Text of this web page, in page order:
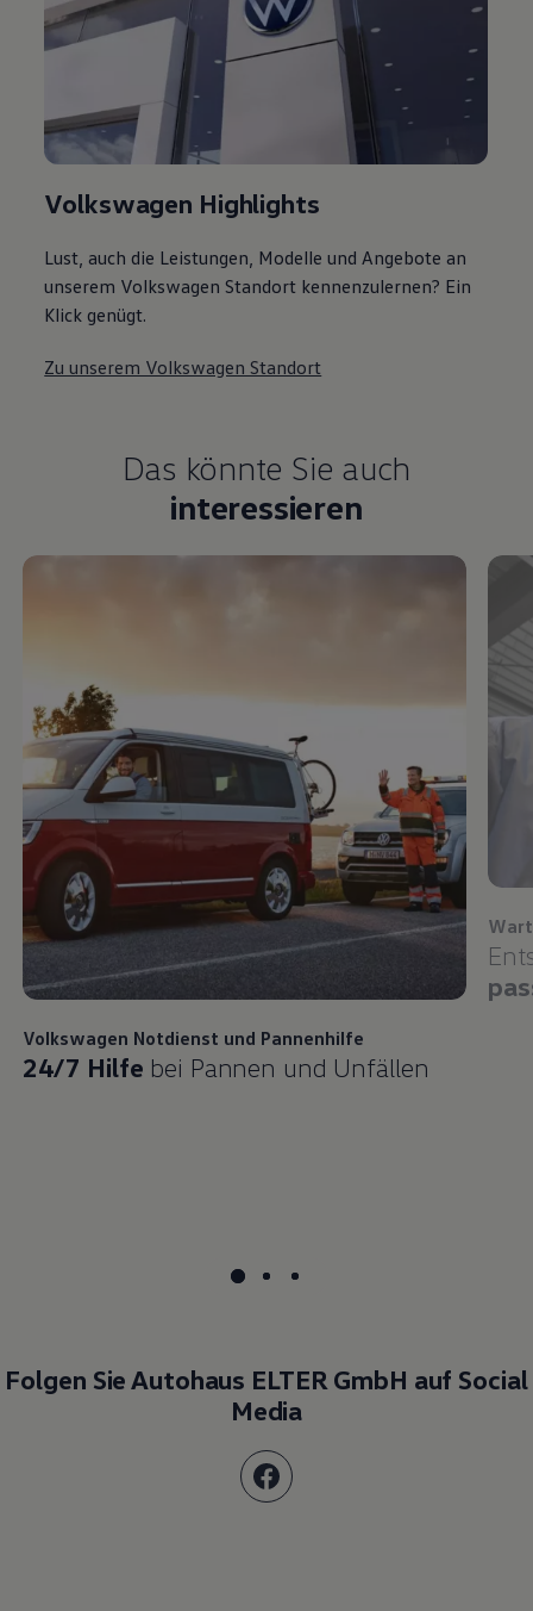
Volkswagen Highlights
Lust, auch die Leistungen, Modelle und Angebote an
unserem Volkswagen Standort kennenzulernen? Ein
Klick genügt.
Zu unserem Volkswagen Standort
Das könnte Sie auch
interessieren
Volkswagen Notdienst und Pannenhilfe
24/7 Hilfe bei Pannen und Unfällen
Folgen Sie Autohaus ELTER GmbH auf Social
Media